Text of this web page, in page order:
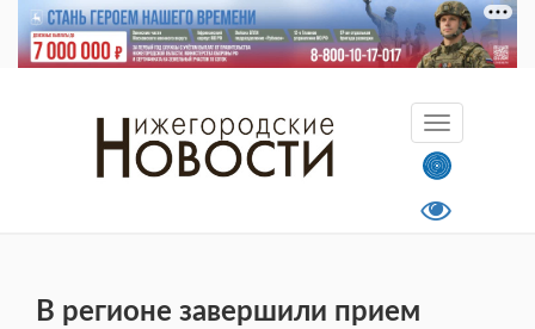
В регионе завершили прием